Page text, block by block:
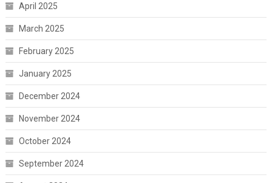
April 2025
March 2025
February 2025
January 2025
December 2024
November 2024
October 2024
September 2024